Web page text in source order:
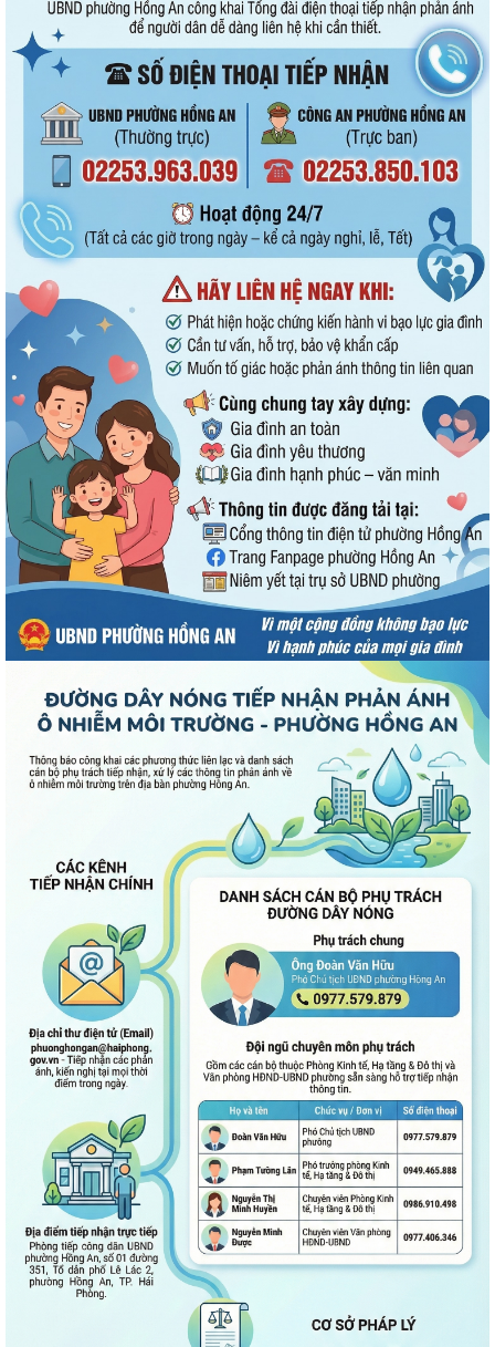
PHƯỜNG HỒNG AN TRANG BỊ KỸ NĂNG “AN TOÀN DƯỚI NƯỚC” CHO
THIẾU NHI TRONG DỊP HÈ 2026
UBND phường Hồng An thông tin về Nghị quyết số 23/2026/NQ-HĐND
ngày 28/7/2026 của HĐND thành phố...
Bình dân học vụ số - nền tảng cho sự phát triển trong kỷ nguyên số
Thông báo về việc niêm yết công khai Phương án bồi thường, hỗ trợ dự
QUAN ĐIỂM CỐT LÕI CỦA NGHỊ QUYẾT SỐ 80-NQ/TW NGÀY
07/01/2026 VỀ PHÁT TRIỂN VĂN HOÁ VIỆT NAM - XÂY...
PHƯỜNG HỒNG AN TỔ CHỨC SƠ KẾT ĐÁNH GIÁ TÌNH HÌNH TRIỂN KHAI
THỰC HIỆN MÔ HÌNH “TỔ DÂN PHỐ KHÔNG MA...
Kiểm tra việc chấp hành pháp luật về bảo vệ môi trường đối với Dự án
đầu tư xây dựng và quản lý...
Kiểm tra việc chấp hành pháp luật về bảo vệ môi trường đối với Công ty
Cổ phần Giấy Hải Phòng...
ĐẶT TÊN 03 ĐƯỜNG, 05 PHỐ TRÊN ĐỊA BÀN PHƯỜNG HỒNG AN – DẤU
MỐC QUAN TRỌNG TRONG XÂY DỰNG ĐÔ THỊ VĂN...
Thông báo kết quả Kỳ họp thứ 3 (Kỳ họp thường lệ giữa năm 2026)
HĐND thành phố khóa XVII, nhiệm kỳ...
PHƯỜNG HỒNG AN RA QUÂN TỔNG VỆ SINH MÔI TRƯỜNG, CHUNG
TAY XÂY DỰNG ĐÔ THỊ SÁNG - XANH - SẠCH - ĐẸP